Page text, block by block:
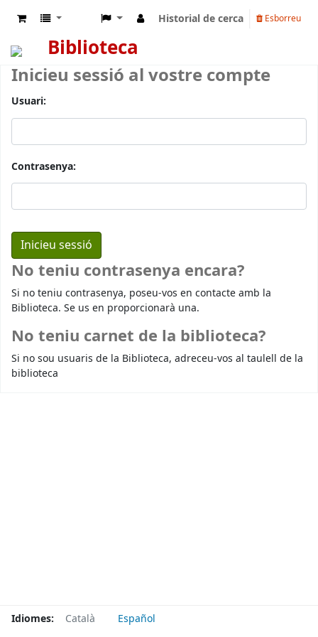
Historial de cerca Esborreu
Biblioteca
Inicieu sessió al vostre compte
Usuari:
Contrasenya:
No teniu contrasenya encara?
Si no teniu contrasenya, poseu-vos en contacte amb la
Biblioteca. Se us en proporcionarà una.
No teniu carnet de la biblioteca?
Si no sou usuaris de la Biblioteca, adreceu-vos al taulell de la
biblioteca
Idiomes: Català Español